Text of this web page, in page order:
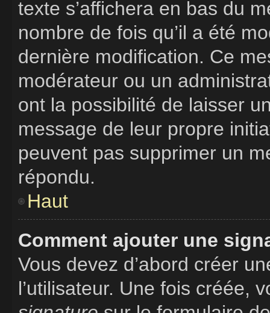
texte s’affichera en bas du
nombre de fois qu’il a été
dernière modification. Ce
modérateur ou un
ont la possibilité de laisser
message de leur propre
peuvent pas supprimer un
répondu.
Haut
Comment ajouter une
Vous devez d’abord créer
l’utilisateur. Une fois créée,